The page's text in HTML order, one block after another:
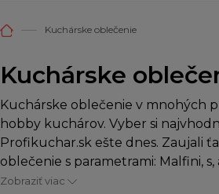
Kuchárske oblečenie
Kuchárske
Kuchárske oblečenie v mnohých
hobby kuchárov. Vyber si
Profikuchar.sk ešte dnes. Zaujali
oblečenie s parametrami: Malfini,
Zobraziť viac